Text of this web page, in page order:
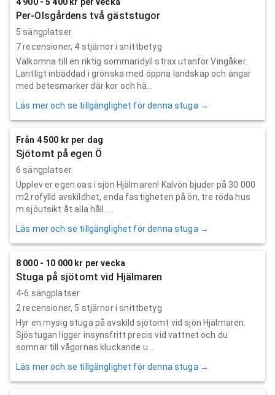
Per-Olsgårdens två gäststugor
5 sängplatser
7recensioner, 4 stjärnor i snittbetyg
Välkomna till en riktig sommaridyll strax utanför Vingåker.
Lantligt inbäddad i grönska med öppna landskap och ängar
med betesmarker där kor och hä...
Läs mer och se tillgänglighet för denna stuga →
Från 4 500 kr per dag
Sjötomt på egen Ö
6 sängplatser
Upplev er egen oas i sjön Hjälmaren! Kalvön bjuder på 30 000
m2 rofylld avskildhet, enda fastigheten på ön, tre röda hus
m sjöutsikt åt alla håll. ...
Läs mer och se tillgänglighet för denna stuga →
8 000 - 10 000 kr per vecka
Stuga på sjötomt vid Hjälmaren
4-6 sängplatser
2 recensioner, 5 stjärnor i snittbetyg
Hyr en mysig stuga på avskild sjötomt vid sjön Hjälmaren.
Sjöstugan ligger insynsfritt precis vid vattnet och du
somnar till vågornas kluckande u...
Läs mer och se tillgänglighet för denna stuga →